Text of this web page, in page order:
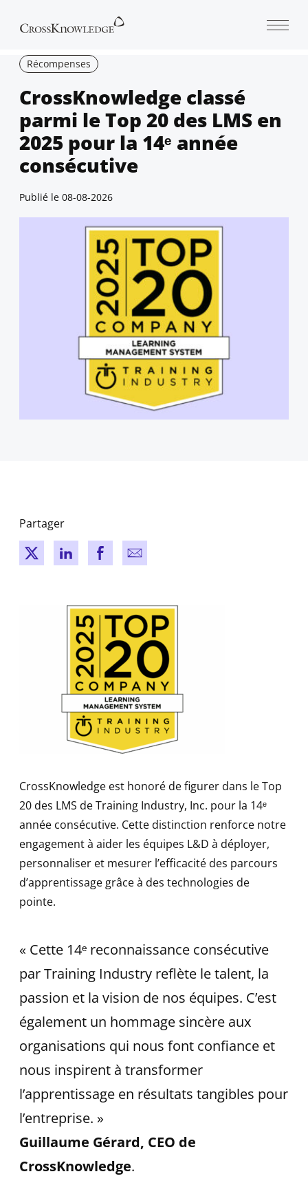
Récompenses
CrossKnowledge classé
parmi le Top 20 des LMS en
2025 pour la 14ᵉ année
consécutive
Publié le 08-08-2026
Partager
New windowNew window
New windowNew window
CrossKnowledge est honoré de figurer dans le Top
20 des LMS de Training Industry, Inc. pour la 14ᵉ
année consécutive. Cette distinction renforce notre
engagement à aider les équipes L&D à déployer,
personnaliser et mesurer l’efficacité des parcours
d’apprentissage grâce à des technologies de
pointe.
« Cette 14ᵉ reconnaissance consécutive
par Training Industry reflète le talent, la
passion et la vision de nos équipes. C’est
également un hommage sincère aux
organisations qui nous font confiance et
nous inspirent à transformer
l’apprentissage en résultats tangibles pour
l’entreprise. »
Guillaume Gérard, CEO de
CrossKnowledge.